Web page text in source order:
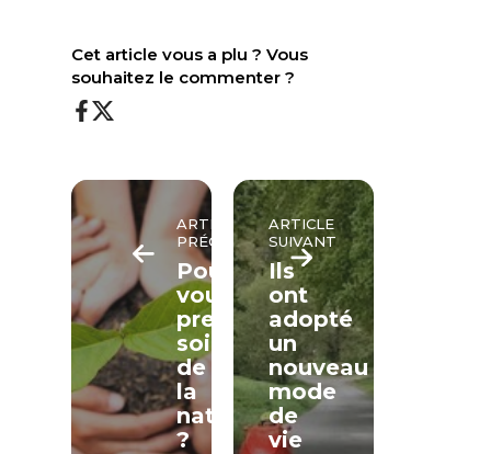
Cet article vous a plu ? Vous
souhaitez le commenter ?
ARTICLE
PRÉCÉDENT
Pourquoi
vouloir
prendre
soin
de
la
nature
?
ARTICLE
SUIVANT
Ils
ont
adopté
un
nouveau
mode
de
vie